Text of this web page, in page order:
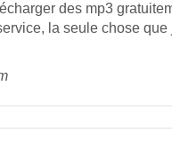
des mp3
la seule chose que